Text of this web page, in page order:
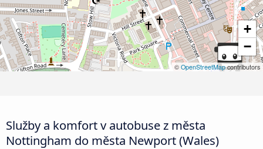
+
−
© OpenStreetMapcontributors
Služby a komfort v autobuse z města
Nottingham do města Newport (Wales)